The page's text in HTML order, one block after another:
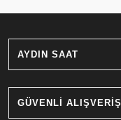
AYDIN SAAT
GÜVENLİ ALIŞVERİŞ